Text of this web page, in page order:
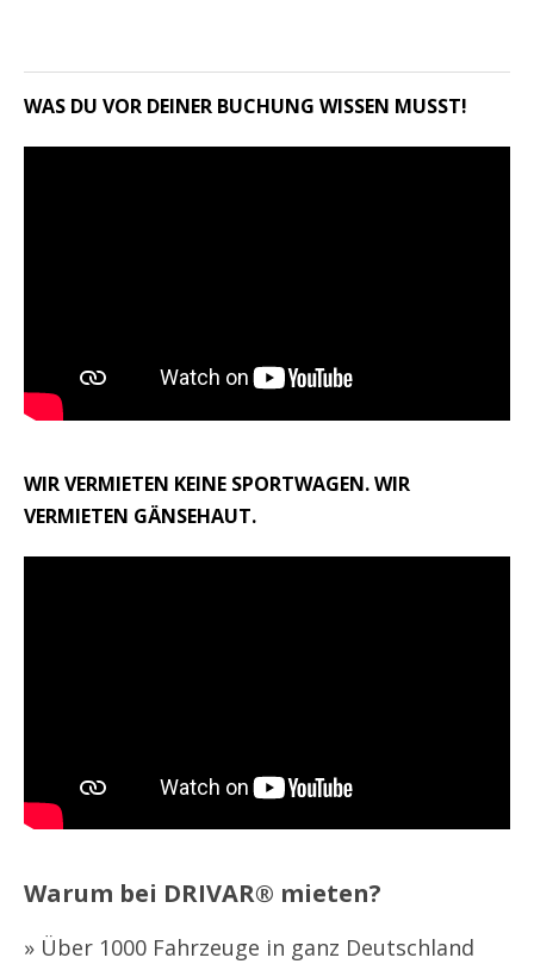
WAS DU VOR DEINER BUCHUNG WISSEN MUSST!
WIR VERMIETEN KEINE SPORTWAGEN. WIR
VERMIETEN GÄNSEHAUT.
Warum bei DRIVAR® mieten?
» Über 1000 Fahrzeuge in ganz Deutschland